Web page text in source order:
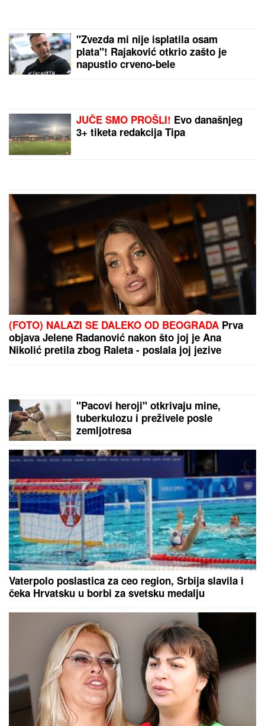
POLICAJCI UPALI U KUĆU U
SMEDEREVU, PA OSTALI U ŠOKU
Pronašli gomilu predmeta, a kada su
ugledali OVO odmah je usledilo
hapšenje
(VIDEO) SPECIJALCI GA JURE PO
DVORIŠTU I IMANJU! U Valjevu
uhapšen begunac za kojim je bila
raspisana potraga: Objavljen
dramatičan snimak akcije